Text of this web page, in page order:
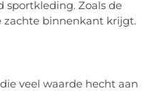
sportkleding. Zoals de
zachte binnenkant krijgt.
veel waarde hecht aan